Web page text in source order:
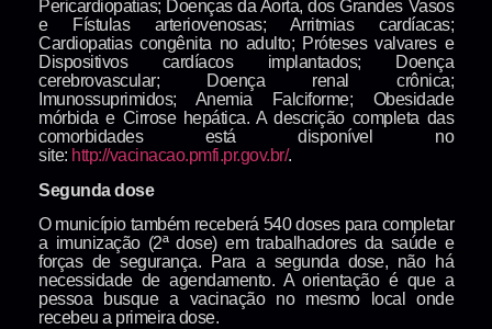
Pericardiopatias; Doenças da Aorta, dos Grandes Vasos
e Fístulas arteriovenosas; Arritmias cardíacas;
Cardiopatias congênita no adulto; Próteses valvares e
Dispositivos cardíacos implantados; Doença
cerebrovascular; Doença renal crônica;
Imunossuprimidos; Anemia Falciforme; Obesidade
mórbida e Cirrose hepática. A descrição completa das
comorbidades está disponível no
site: http://vacinacao.pmfi.pr.gov.br/.
Segunda dose
O município também receberá 540 doses para completar
a imunização (2ª dose) em trabalhadores da saúde e
forças de segurança. Para a segunda dose, não há
necessidade de agendamento. A orientação é que a
pessoa busque a vacinação no mesmo local onde
recebeu a primeira dose.